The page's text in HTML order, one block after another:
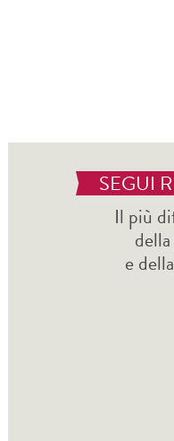
SEGUI
Il più
e